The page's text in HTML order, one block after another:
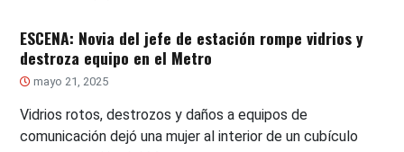
ESCENA: Novia del jefe de estación rompe vidrios y
destroza equipo en el Metro
mayo 21, 2025
Vidrios rotos, destrozos y daños a equipos de
comunicación dejó una mujer al interior de un cubículo